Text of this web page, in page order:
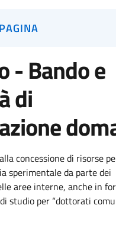
- Bando e
di
concessione di risorse
sperimentale da parte dei
aree interne, anche in
studio per “dottorati